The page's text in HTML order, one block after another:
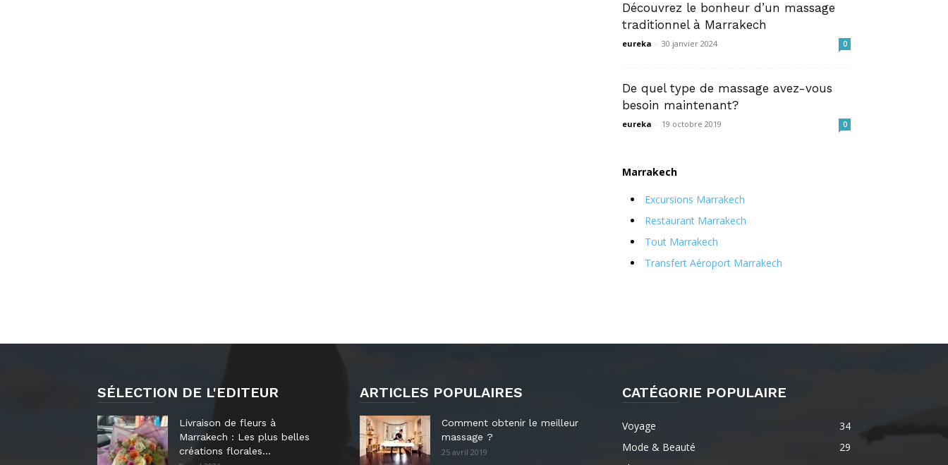
Découvrez le bonheur d’un massage
traditionnel à Marrakech
eureka - 30 janvier 2024 0
De quel type de massage avez-vous
besoin maintenant?
eureka - 19 octobre 2019 0
Marrakech
Excursions Marrakech
Restaurant Marrakech
Tout Marrakech
Transfert Aéroport Marrakech
SÉLECTION DE L'EDITEUR
Livraison de fleurs à
Marrakech : Les plus belles
créations florales...
ARTICLES POPULAIRES
Comment obtenir le meilleur
massage ?
25 avril 2019
CATÉGORIE POPULAIRE
Voyage
34
Mode & Beauté
29